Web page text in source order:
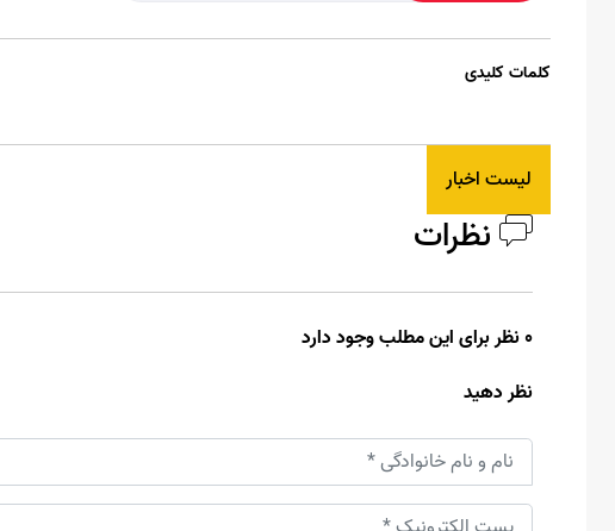
کلمات کلیدی
لیست اخبار
نظرات
0 نظر برای این مطلب وجود دارد
نظر دهید